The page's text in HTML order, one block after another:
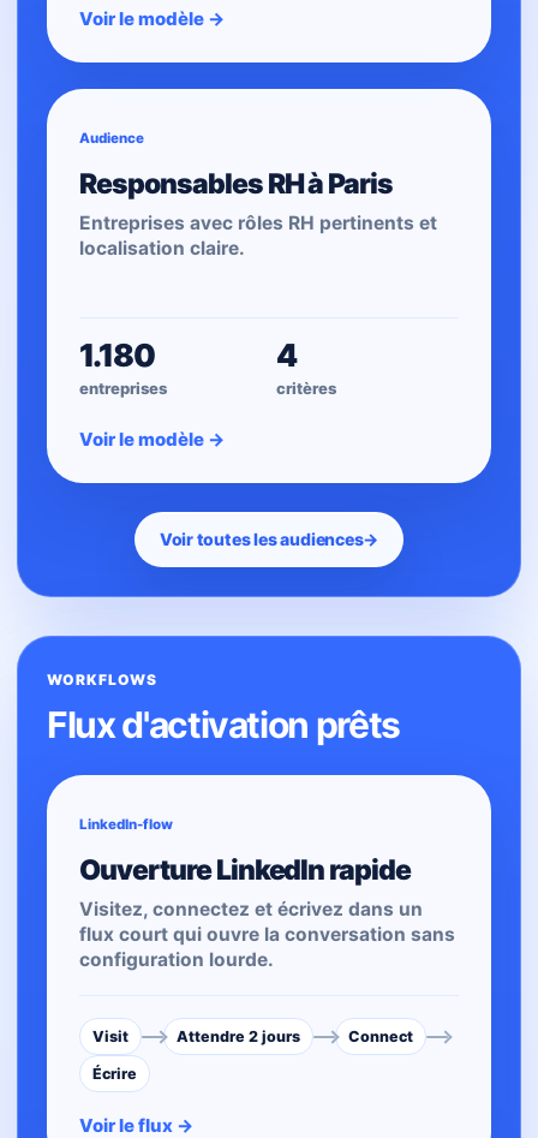
Voir le modèle →
Audience
Responsables RH à Paris
Entreprises avec rôles RH pertinents et
localisation claire.
1.180
entreprises
4
critères
Voir le modèle →
Voir toutes les audiences→
WORKFLOWS
Flux d'activation prêts
LinkedIn-flow
Ouverture LinkedIn rapide
Visitez, connectez et écrivez dans un
flux court qui ouvre la conversation sans
configuration lourde.
Visit Attendre 2 jours Connect
Écrire
Voir le flux →